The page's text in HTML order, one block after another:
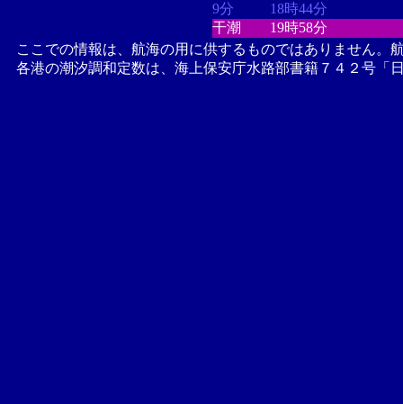
9分
18時44分
干潮
19時58分
ここでの情報は、航海の用に供するものではありません。
各港の潮汐調和定数は、海上保安庁水路部書籍７４２号「